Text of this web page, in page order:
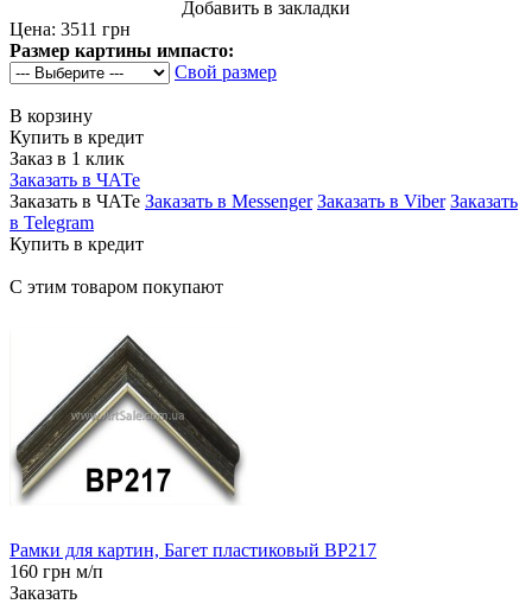
Добавить в закладки
Цена: 3511 грн
Размер картины импасто:
Свой размер
В корзину
Купить в кредит
Заказ в 1 клик
Заказать в ЧАТе
Заказать в ЧАТе Заказать в Messenger Заказать в Viber Заказать
в Telegram
Купить в кредит
С этим товаром покупают
Рамки для картин, Багет пластиковый BP217
160 грн м/п
Заказать